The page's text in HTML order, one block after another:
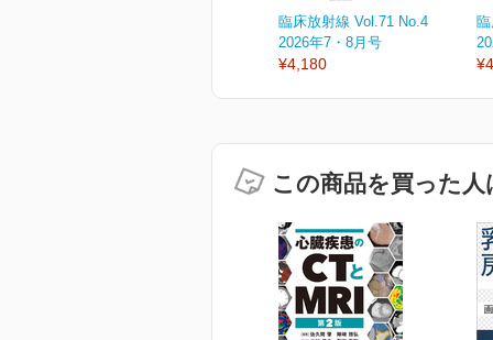
臨床放射線 Vol.71 No.4
2026年7・8月号
¥4,180
この商品を買った